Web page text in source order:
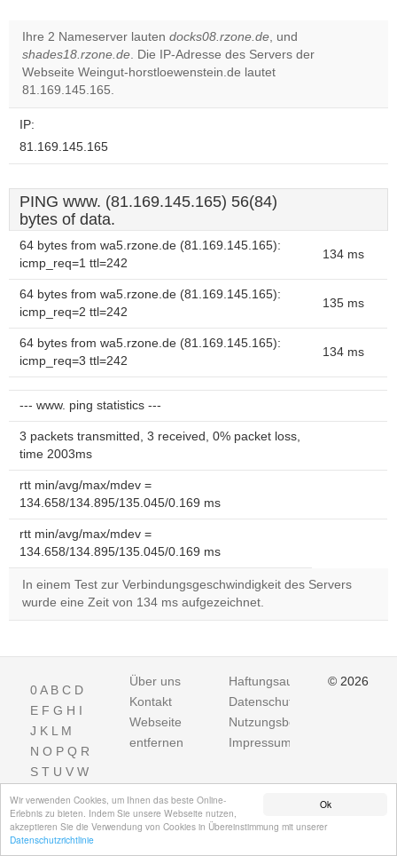
Ok
Wir verwenden Cookies, um Ihnen das beste Online-
Erlebnis zu bieten. Indem Sie unsere Webseite nutzen,
akzeptieren Sie die Verwendung von Cookies in Übereinstimmung mit unserer
Datenschutzrichtlinie
Ihre 2 Nameserver lauten docks08.rzone.de, und
shades18.rzone.de. Die IP-Adresse des Servers der
Webseite Weingut-horstloewenstein.de lautet
81.169.145.165.
IP:
81.169.145.165
PING www. (81.169.145.165) 56(84)
bytes of data.
64 bytes from wa5.rzone.de (81.169.145.165):
icmp_req=1 ttl=242
134 ms
64 bytes from wa5.rzone.de (81.169.145.165):
icmp_req=2 ttl=242
135 ms
64 bytes from wa5.rzone.de (81.169.145.165):
icmp_req=3 ttl=242
134 ms
--- www. ping statistics ---
3 packets transmitted, 3 received, 0% packet loss,
time 2003ms
rtt min/avg/max/mdev =
134.658/134.895/135.045/0.169 ms
rtt min/avg/max/mdev =
134.658/134.895/135.045/0.169 ms
In einem Test zur Verbindungsgeschwindigkeit des Servers
wurde eine Zeit von 134 ms aufgezeichnet.
0A B C D
E F G H I
J K L M
N O P Q R
S T U V W
Über uns
Kontakt
Webseite
entfernen
Haftungsausschluss
Datenschutz
Nutzungsbedingungen
Impressum
© 2026